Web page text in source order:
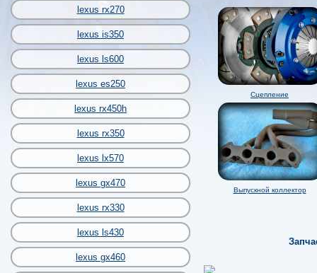
lexus rx270
lexus is350
lexus ls600
lexus es250
lexus rx450h
lexus rx350
lexus lx570
lexus gx470
lexus rx330
lexus ls430
lexus gx460
Сцепление
Выпускной коллектор